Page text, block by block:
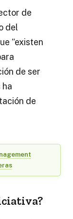
de
del
“existen
de ser
ha
de